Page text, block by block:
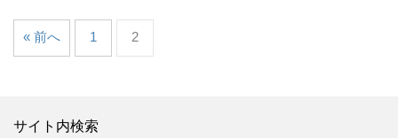
« 前へ 1 2
サイト内検索